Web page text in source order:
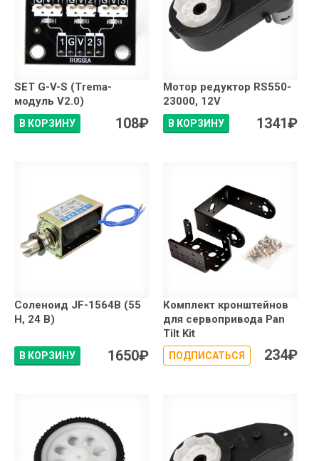
SET G-V-S (Trema-
модуль V2.0)
В КОРЗИНУ 108₽
Мотор редуктор RS550-
23000, 12V
В КОРЗИНУ 1341₽
Соленоид JF-1564B (55
Н, 24 В)
В КОРЗИНУ 1650₽
Комплект кронштейнов
для сервопривода Pan
Tilt Kit
ПОДПИСАТЬСЯ 234₽